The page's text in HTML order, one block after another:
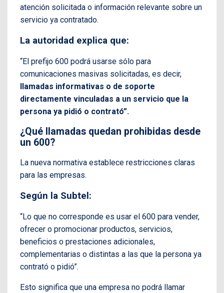
atención solicitada o información relevante sobre un
servicio ya contratado.
La autoridad explica que:
“El prefijo 600 podrá usarse sólo para
comunicaciones masivas solicitadas, es decir,
llamadas informativas o de soporte
directamente vinculadas a un servicio que la
persona ya pidió o contrató”.
¿Qué llamadas quedan prohibidas desde
un 600?
La nueva normativa establece restricciones claras
para las empresas.
Según la Subtel:
“Lo que no corresponde es usar el 600 para vender,
ofrecer o promocionar productos, servicios,
beneficios o prestaciones adicionales,
complementarias o distintas a las que la persona ya
contrató o pidió”.
Esto significa que una empresa no podrá llamar